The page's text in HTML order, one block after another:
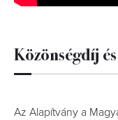
Közönségdíj
Az Alapítvány a